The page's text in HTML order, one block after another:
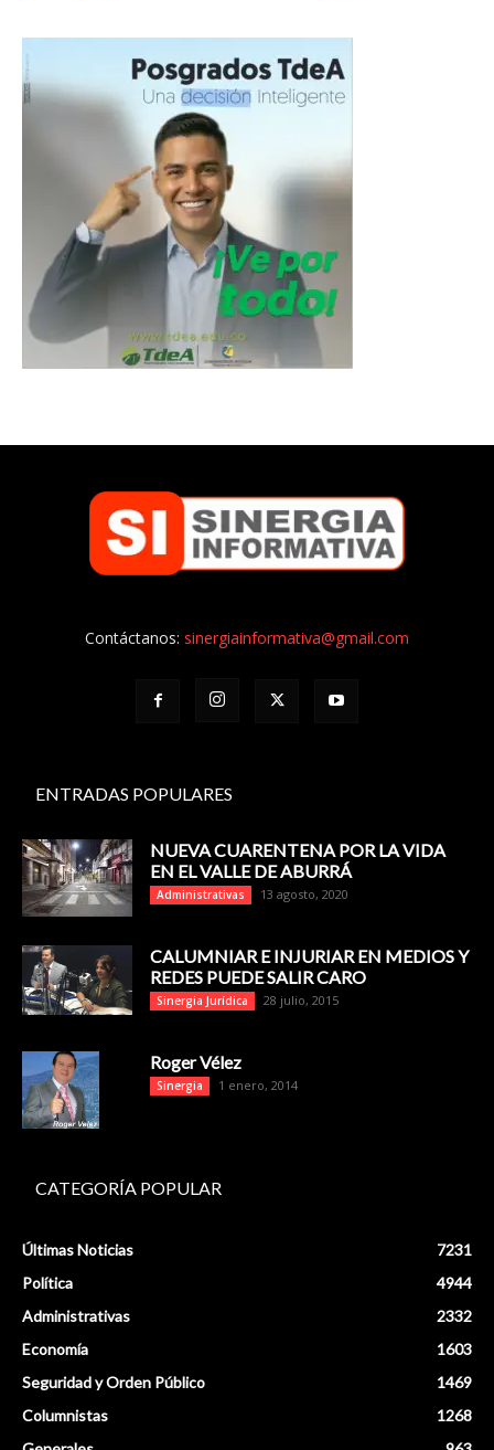
Contáctanos: sinergiainformativa@gmail.com
ENTRADAS POPULARES
NUEVA CUARENTENA POR LA VIDA
EN EL VALLE DE ABURRÁ
Administrativas 13 agosto, 2020
CALUMNIAR E INJURIAR EN MEDIOS Y
REDES PUEDE SALIR CARO
Sinergia Jurídica 28 julio, 2015
Roger Vélez
Sinergia 1 enero, 2014
CATEGORÍA POPULAR
Últimas Noticias
7231
Política
4944
Administrativas
2332
Economía
1603
Seguridad y Orden Público
1469
Columnistas
1268